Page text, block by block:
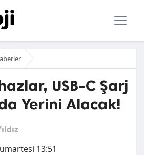
USB-C Şarj
Yerini Alacak!
13:51